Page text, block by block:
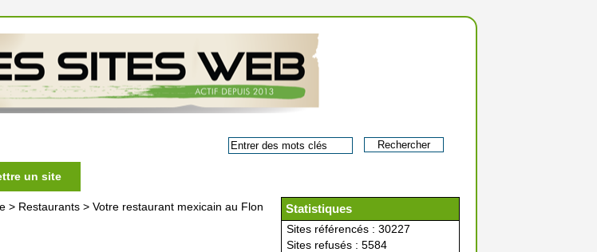
un site
Statistiques
Sites référencés : 30227
Sites refusés : 5584
> Restaurants > Votre restaurant mexicain au Flon